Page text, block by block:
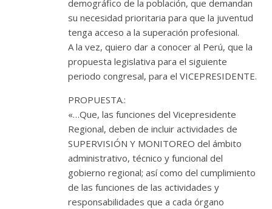
demográfico de la población, que demandan
su necesidad prioritaria para que la juventud
tenga acceso a la superación profesional.
A la vez, quiero dar a conocer al Perú, que la
propuesta legislativa para el siguiente
periodo congresal, para el VICEPRESIDENTE.
PROPUESTA.:
«…Que, las funciones del Vicepresidente
Regional, deben de incluir actividades de
SUPERVISIÓN Y MONITOREO del ámbito
administrativo, técnico y funcional del
gobierno regional; así como del cumplimiento
de las funciones de las actividades y
responsabilidades que a cada órgano